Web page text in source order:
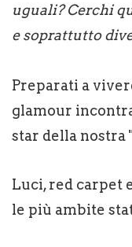
uguali? Cerchi
e soprattutto
Preparati a
glamour
star della nostra
Luci, red carpet
le più ambite